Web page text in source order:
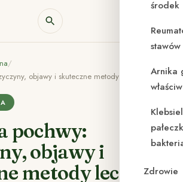
środek
Arnika
Zdrowie
/
objawy i skuteczne metody leczenia
pochwy:
objawy i
metody leczenia